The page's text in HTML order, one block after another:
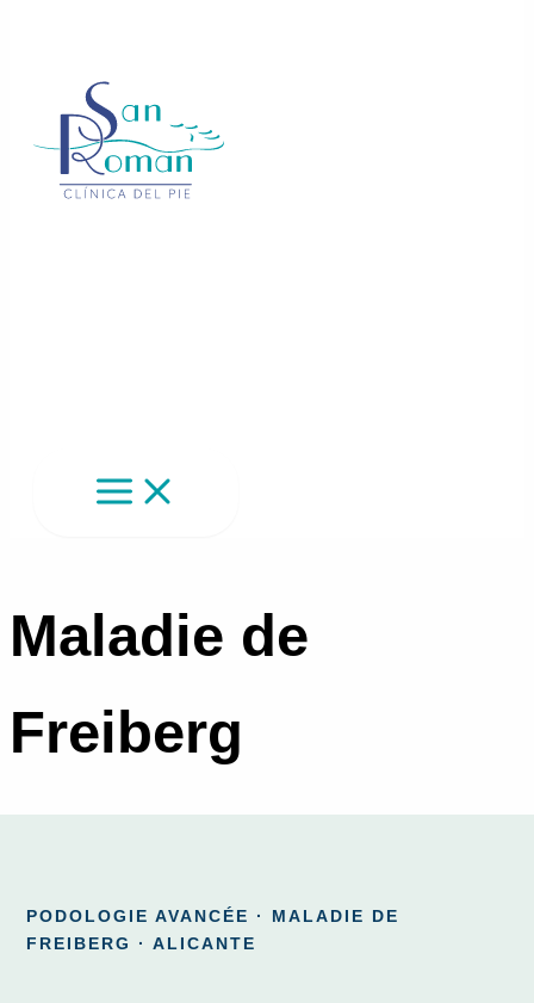
Maladie de
Freiberg
PODOLOGIE AVANCÉE · MALADIE DE
FREIBERG · ALICANTE